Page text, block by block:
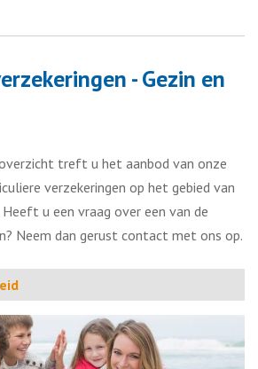
- Gezin en
treft u het aanbod van onze
verzekeringen op het gebied van
Heeft u een vraag over een van de
Neem dan gerust contact met ons op.